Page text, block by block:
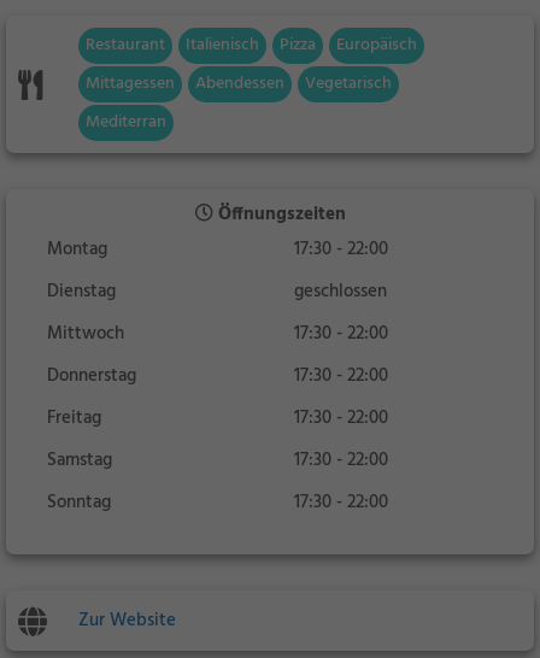
Restaurant Italienisch Pizza
Europäisch
Mittagessen
Abendessen
Vegetarisch
Mediterran
Öffnungszeiten
Montag
17:30 - 22:00
Dienstag
geschlossen
Mittwoch
17:30 - 22:00
Donnerstag
17:30 - 22:00
Freitag
17:30 - 22:00
Samstag
17:30 - 22:00
Sonntag
17:30 - 22:00
Zur Website